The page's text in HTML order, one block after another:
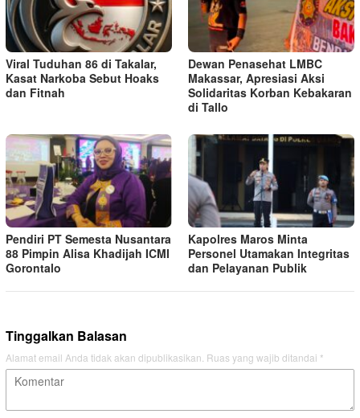
Viral Tuduhan 86 di Takalar,
Kasat Narkoba Sebut Hoaks
dan Fitnah
Dewan Penasehat LMBC
Makassar, Apresiasi Aksi
Solidaritas Korban Kebakaran
di Tallo
Pendiri PT Semesta Nusantara
88 Pimpin Alisa Khadijah ICMI
Gorontalo
Kapolres Maros Minta
Personel Utamakan Integritas
dan Pelayanan Publik
Tinggalkan Balasan
Alamat email Anda tidak akan dipublikasikan. Ruas yang wajib ditandai *